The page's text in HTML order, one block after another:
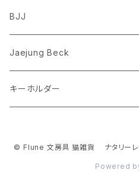
ポメラニアン
コーギー
ゾウ
トリ
Richard Scarry (リチャード・スキ
おぱんちゅうさぎ/んぽちゃむ
BJJ
Jaejung Beck
キーホルダー
© Flune 文房具 猫雑貨 ナタリーレ
Powered